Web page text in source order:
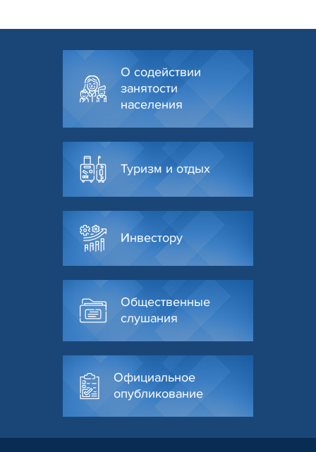
О содействии
занятости
населения
Туризм и отдых
Инвестору
Общественные
слушания
Официальное
опубликование